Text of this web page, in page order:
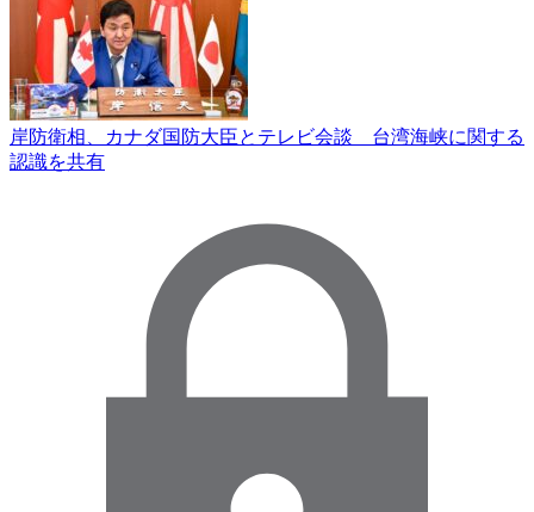
岸防衛相、カナダ国防大臣とテレビ会談 台湾海峡に関する
認識を共有